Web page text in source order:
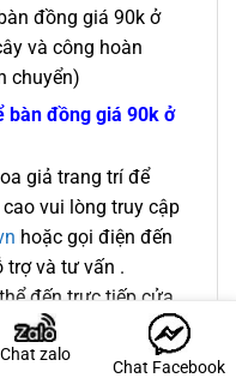
đồng giá 90k ở
và công hoàn
chuyển)
bàn đồng giá 90k ở
giả trang trí để
vui lòng truy cập
hoặc gọi điện đến
trợ và tư vấn .
đến trực tiếp cửa
chỉ Căn SH2-05
Đức Giang , Long
Chat zalo
Chat Facebook